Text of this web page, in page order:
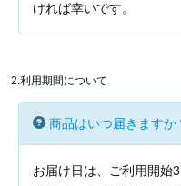
ければ幸いです。
2.利用期間について
商品はいつ届きますか
お届け日は、ご利用開始